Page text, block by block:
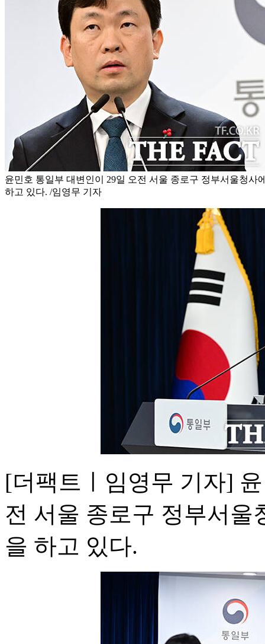
윤민호 통일부 대변인이 29일 오전 서울 종로구 정부서울청사
하고 있다. /임영무 기자
[더팩트ㅣ임영무 기자]
전 서울 종로구 정부서울
을 하고 있다.